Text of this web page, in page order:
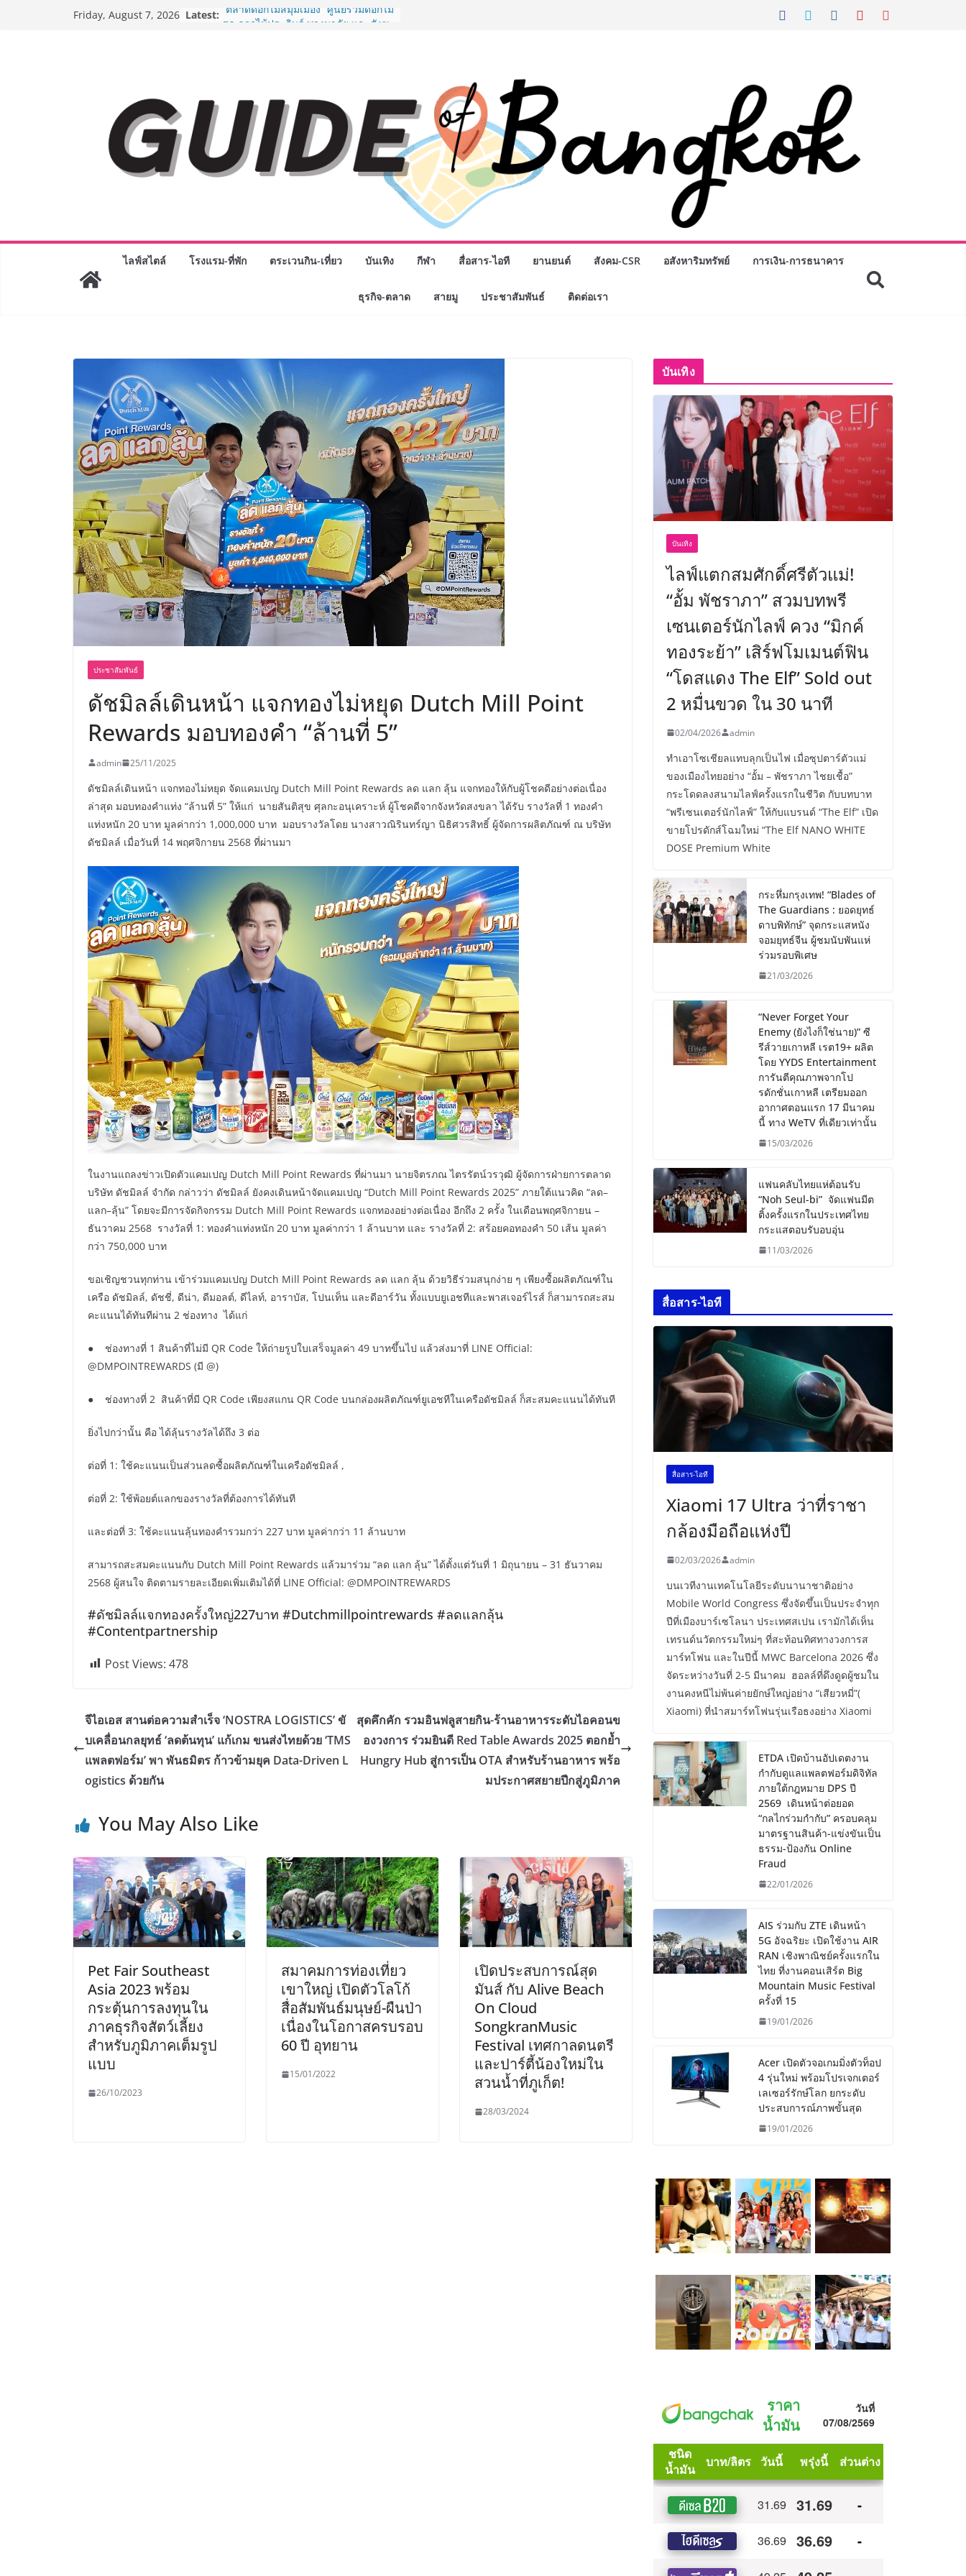
Friday, August 7, 2026 Latest: “ตลาดดอกไม้สี่มุมเมือง” ศูนย์รวมดอกไม้
“CE-7 MATCH” ฝีมือคนไทย ร่วมภารกิจ
สำรวจดวงจันทร์ 24 สิงหาคมนี้
8.8 “ซูเลียน” รวมพลังนักธุรกิจทั่ว
ประเทศ จัดประชุมใหญ่แห่งปี พบ CEO
“ดร.ปิยะวัฒน์” ถ่ายทอดวิสัยทัศน์ธุรกิจ
พร้อมฟรีคอนเสิร์ต “โชค รถแห่” ยกวง
AirAsia X SEE FAH พันธมิตรทางธุรกิจ
BEDO เดินหน้าจัดกิจกรรมเจรจาธุรกิจ
“BIO TRADE CONNECT 2026” ยก
ไลฟ์สไตล์ โรงแรม-ที่พัก ตระเวนกิน-เที่ยว บันเทิง กีฬา สื่อสาร-ไอที ยานยนต์ สังคม-CSR อสังหาริมทรัพย์ การเงิน-การธนาคาร
ธุรกิจ-ตลาด สายมู ประชาสัมพันธ์ ติดต่อเรา
ประชาสัมพันธ์
ดัชมิลล์เดินหน้า แจกทองไม่หยุด Dutch Mill Point
Rewards มอบทองคำ “ล้านที่ 5”
admin 25/11/2025
ดัชมิลล์เดินหน้า แจกทองไม่หยุด จัดแคมเปญ Dutch Mill Point Rewards ลด แลก ลุ้น แจกทองให้กับผู้โชคดีอย่างต่อเนื่อง
ล่าสุด มอบทองคำแท่ง “ล้านที่ 5” ให้แก่ นายสันติสุข ศุลกะอนุเคราะห์ ผู้โชคดีจากจังหวัดสงขลา ได้รับ รางวัลที่ 1 ทองคำ
แท่งหนัก 20 บาท มูลค่ากว่า 1,000,000 บาท มอบรางวัลโดย นางสาวณิรินทร์ญา นิธิศวรสิทธิ์ ผู้จัดการผลิตภัณฑ์ ณ บริษัท
ดัชมิลล์ เมื่อวันที่ 14 พฤศจิกายน 2568 ที่ผ่านมา
ในงานแถลงข่าวเปิดตัวแคมเปญ Dutch Mill Point Rewards ที่ผ่านมา นายจิตรภณ ไตรรัตน์วรวุฒิ ผู้จัดการฝ่ายการตลาด
บริษัท ดัชมิลล์ จำกัด กล่าวว่า ดัชมิลล์ ยังคงเดินหน้าจัดแคมเปญ “Dutch Mill Point Rewards 2025” ภายใต้แนวคิด “ลด–
แลก–ลุ้น” โดยจะมีการจัดกิจกรรม Dutch Mill Point Rewards แจกทองอย่างต่อเนื่อง อีกถึง 2 ครั้ง ในเดือนพฤศจิกายน –
ธันวาคม 2568 รางวัลที่ 1: ทองคำแท่งหนัก 20 บาท มูลค่ากว่า 1 ล้านบาท และ รางวัลที่ 2: สร้อยคอทองคำ 50 เส้น มูลค่า
กว่า 750,000 บาท
ขอเชิญชวนทุกท่าน เข้าร่วมแคมเปญ Dutch Mill Point Rewards ลด แลก ลุ้น ด้วยวิธีร่วมสนุกง่าย ๆ เพียงซื้อผลิตภัณฑ์ใน
เครือ ดัชมิลล์, ดัชชี่, ดีน่า, ดีมอลต์, ดีไลท์, อาราบัส, โปนเท็น และดีอาร์วัน ทั้งแบบยูเอชทีและพาสเจอร์ไรส์ ก็สามารถสะสม
คะแนนได้ทันทีผ่าน 2 ช่องทาง ได้แก่
● ช่องทางที่ 1 สินค้าที่ไม่มี QR Code ให้ถ่ายรูปใบเสร็จมูลค่า 49 บาทขึ้นไป แล้วส่งมาที่ LINE Official:
@DMPOINTREWARDS (มี @)
● ช่องทางที่ 2 สินค้าที่มี QR Code เพียงสแกน QR Code บนกล่องผลิตภัณฑ์ยูเอชทีในเครือดัชมิลล์ ก็สะสมคะแนนได้ทันที
ยิ่งไปกว่านั้น คือ ได้ลุ้นรางวัลได้ถึง 3 ต่อ
ต่อที่ 1: ใช้คะแนนเป็นส่วนลดซื้อผลิตภัณฑ์ในเครือดัชมิลล์ ,
ต่อที่ 2: ใช้พ้อยต์แลกของรางวัลที่ต้องการได้ทันที
และต่อที่ 3: ใช้คะแนนลุ้นทองคำรวมกว่า 227 บาท มูลค่ากว่า 11 ล้านบาท
สามารถสะสมคะแนนกับ Dutch Mill Point Rewards แล้วมาร่วม “ลด แลก ลุ้น” ได้ตั้งแต่วันที่ 1 มิถุนายน – 31 ธันวาคม
2568 ผู้สนใจ ติดตามรายละเอียดเพิ่มเติมได้ที่ LINE Official: @DMPOINTREWARDS
#ดัชมิลล์แจกทองครั้งใหญ่227บาท #Dutchmillpointrewards #ลดแลกลุ้น
#Contentpartnership
Post Views: 478
จีไอเอส สานต่อความสำเร็จ ‘NOSTRA LOGISTICS’ ขั
บเคลื่อนกลยุทธ์ ‘ลดต้นทุน’ แก้เกม ขนส่งไทยด้วย ‘TMS
แพลตฟอร์ม’ พา พันธมิตร ก้าวข้ามยุค Data-Driven L
ogistics ด้วยกัน
สุดคึกคัก รวมอินฟลูสายกิน-ร้านอาหารระดับไอคอนข
องวงการ ร่วมยินดี Red Table Awards 2025 ตอกย้ำ
Hungry Hub สู่การเป็น OTA สำหรับร้านอาหาร พร้อ
มประกาศสยายปีกสู่ภูมิภาค
You May Also Like
Pet Fair Southeast
Asia 2023 พร้อม
กระตุ้นการลงทุนใน
ภาคธุรกิจสัตว์เลี้ยง
สำหรับภูมิภาคเต็มรูป
แบบ
26/10/2023
สมาคมการท่องเที่ยว
เขาใหญ่ เปิดตัวโลโก้
สื่อสัมพันธ์มนุษย์-ผืนป่า
เนื่องในโอกาสครบรอบ
60 ปี อุทยาน
15/01/2022
เปิดประสบการณ์สุด
มันส์ กับ Alive Beach
On Cloud
SongkranMusic
Festival เทศกาลดนตรี
และปาร์ตี้น้องใหม่ใน
สวนน้ำที่ภูเก็ต!
28/03/2024
บันเทิง
บันเทิง
ไลฟ์แตกสมศักดิ์ศรีตัวแม่!
“อั้ม พัชราภา” สวมบทพรี
เซนเตอร์นักไลฟ์ ควง “มิกค์
ทองระย้า” เสิร์ฟโมเมนต์ฟิน
“โดสแดง The Elf” Sold out
2 หมื่นขวด ใน 30 นาที
02/04/2026 admin
ทำเอาโซเชียลแทบลุกเป็นไฟ เมื่อซุปตาร์ตัวแม่
ของเมืองไทยอย่าง “อั้ม – พัชราภา ไชยเชื้อ”
กระโดดลงสนามไลฟ์ครั้งแรกในชีวิต กับบทบาท
“พรีเซนเตอร์นักไลฟ์” ให้กับแบรนด์ “The Elf” เปิด
ขายโปรดักส์โฉมใหม่ “The Elf NANO WHITE
DOSE Premium White
กระหึ่มกรุงเทพ! “Blades of
The Guardians : ยอดยุทธ์
ดาบพิทักษ์” จุดกระแสหนัง
จอมยุทธ์จีน ผู้ชมนับพันแห่
ร่วมรอบพิเศษ
21/03/2026
“Never Forget Your
Enemy (ยังไงก็ใช่นาย)” ซี
รีส์วายเกาหลี เรต19+ ผลิต
โดย YYDS Entertainment
การันตีคุณภาพจากโป
รดักชั่นเกาหลี เตรียมออก
อากาศตอนแรก 17 มีนาคม
นี้ ทาง WeTV ที่เดียวเท่านั้น
15/03/2026
แฟนคลับไทยแห่ต้อนรับ
“Noh Seul-bi” จัดแฟนมีต
ติ้งครั้งแรกในประเทศไทย
กระแสตอบรับอบอุ่น
11/03/2026
สื่อสาร-ไอที
สื่อสาร-ไอที
Xiaomi 17 Ultra ว่าที่ราชา
กล้องมือถือแห่งปี
02/03/2026 admin
บนเวทีงานเทคโนโลยีระดับนานาชาติอย่าง
Mobile World Congress ซึ่งจัดขึ้นเป็นประจำทุก
ปีที่เมืองบาร์เซโลนา ประเทศสเปน เรามักได้เห็น
เทรนด์นวัตกรรมใหม่ๆ ที่สะท้อนทิศทางวงการส
มาร์ทโฟน และในปีนี้ MWC Barcelona 2026 ซึ่ง
จัดระหว่างวันที่ 2-5 มีนาคม ฮอลล์ที่ดึงดูดผู้ชมใน
งานคงหนีไม่พ้นค่ายยักษ์ใหญ่อย่าง “เสียวหมี่”(
Xiaomi) ที่นำสมาร์ทโฟนรุ่นเรือธงอย่าง Xiaomi
ETDA เปิดบ้านอัปเดตงาน
กำกับดูแลแพลตฟอร์มดิจิทัล
ภายใต้กฎหมาย DPS ปี
2569 เดินหน้าต่อยอด
“กลไกร่วมกำกับ” ครอบคลุม
มาตรฐานสินค้า-แข่งขันเป็น
ธรรม-ป้องกัน Online
Fraud
22/01/2026
AIS ร่วมกับ ZTE เดินหน้า
5G อัจฉริยะ เปิดใช้งาน AIR
RAN เชิงพาณิชย์ครั้งแรกใน
ไทย ที่งานคอนเสิร์ต Big
Mountain Music Festival
ครั้งที่ 15
19/01/2026
Acer เปิดตัวจอเกมมิ่งตัวท็อป
4 รุ่นใหม่ พร้อมโปรเจกเตอร์
เลเซอร์รักษ์โลก ยกระดับ
ประสบการณ์ภาพขั้นสุด
19/01/2026